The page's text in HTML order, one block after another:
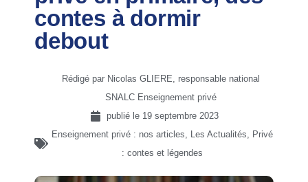
contes à dormir
debout
Rédigé par Nicolas GLIERE, responsable national
SNALC Enseignement privé
publié le 19 septembre 2023
Enseignement privé : nos articles, Les Actualités, Privé
: contes et légendes